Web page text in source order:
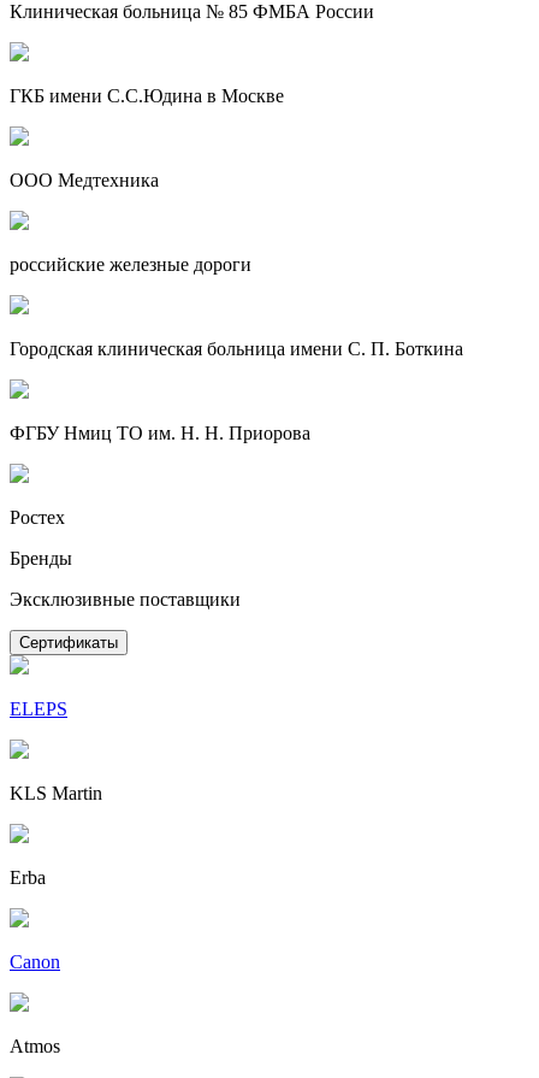
Клиническая больница № 85 ФМБА России
ГКБ имени С.С.Юдина в Москве
ООО Медтехника
российские железные дороги
Городская клиническая больница имени С. П. Боткина
ФГБУ Нмиц ТО им. Н. Н. Приорова
Ростех
Бренды
Эксклюзивные поставщики
Сертификаты
ELEPS
KLS Martin
Erba
Canon
Atmos